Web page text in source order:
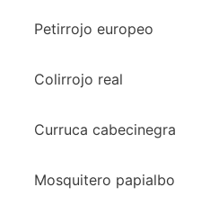
Petirrojo europeo
Colirrojo real
Curruca cabecinegra
Mosquitero papialbo